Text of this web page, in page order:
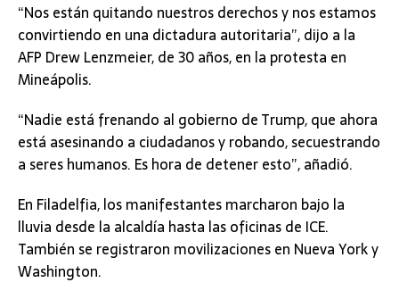
“Nos están quitando nuestros derechos y nos estamos
convirtiendo en una dictadura autoritaria”, dijo a la
AFP Drew Lenzmeier, de 30 años, en la protesta en
Mineápolis.
“Nadie está frenando al gobierno de Trump, que ahora
está asesinando a ciudadanos y robando, secuestrando
a seres humanos. Es hora de detener esto”, añadió.
En Filadelfia, los manifestantes marcharon bajo la
lluvia desde la alcaldía hasta las oficinas de ICE.
También se registraron movilizaciones en Nueva York y
Washington.